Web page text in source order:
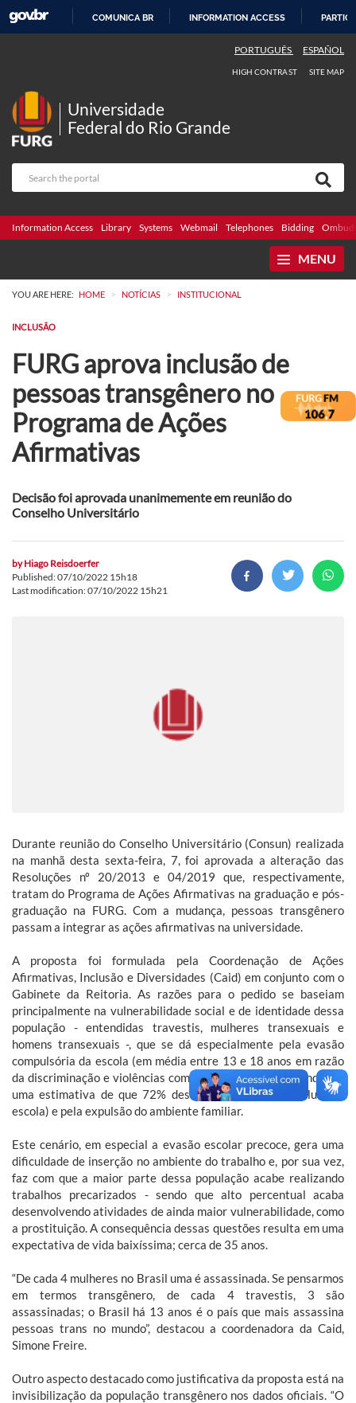
COMUNICA BR INFORMATION ACCESS
PORTUGUÊS ESPAÑOL
HIGH CONTRAST SITE MAP
Universidade
Federal do Rio Grande
Information Access Library Systems Webmail Telephones Bidding
MENU
YOU ARE HERE: HOME > NOTÍCIAS > INSTITUCIONAL
INCLUSÃO
FURG aprova inclusão de
pessoas transgênero no
Programa de Ações
Afirmativas
Decisão foi aprovada unanimemente em reunião do
Conselho Universitário
byHiago Reisdoerfer
Published: 07/10/2022 15h18
Last modification: 07/10/2022 15h21
Durante reunião do Conselho Universitário (Consun) realizada
na manhã desta sexta-feira, 7, foi aprovada a alteração das
Resoluções nº 20/2013 e 04/2019 que, respectivamente,
tratam do Programa de Ações Afirmativas na graduação e pós-
graduação na FURG. Com a mudança, pessoas transgênero
passam a integrar as ações afirmativas na universidade.
A proposta foi formulada pela Coordenação de Ações
Afirmativas, Inclusão e Diversidades (Caid) em conjunto com o
Gabinete da Reitoria. As razões para o pedido se baseiam
principalmente na vulnerabilidade social e de identidade dessa
população - entendidas travestis, mulheres transexuais e
homens transexuais ­-, que se dá especialmente pela evasão
compulsória da escola (em média entre 13 e 18 anos em razão
da discriminação e violências como a transfobia, resultando em
uma estimativa de que 72% dessas pessoas não concluam a
escola) e pela expulsão do ambiente familiar.
Este cenário, em especial a evasão escolar precoce, gera uma
dificuldade de inserção no ambiente do trabalho e, por sua vez,
faz com que a maior parte dessa população acabe realizando
trabalhos precarizados - sendo que alto percentual acaba
desenvolvendo atividades de ainda maior vulnerabilidade, como
a prostituição. A consequência dessas questões resulta em uma
expectativa de vida baixíssima; cerca de 35 anos.
“De cada 4 mulheres no Brasil uma é assassinada. Se pensarmos
em termos transgênero, de cada 4 travestis, 3 são
assassinadas; o Brasil há 13 anos é o país que mais assassina
pessoas trans no mundo”, destacou a coordenadora da Caid,
Simone Freire.
Outro aspecto destacado como justificativa da proposta está na
invisibilização da população transgênero nos dados oficiais. “O